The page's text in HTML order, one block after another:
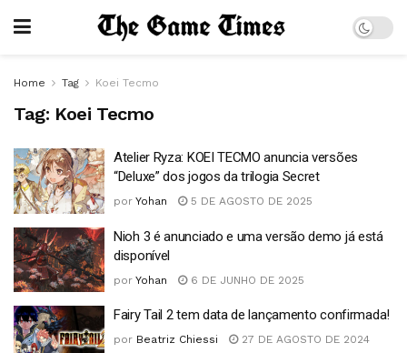
Home Tag Koei Tecmo
Tag: Koei Tecmo
Atelier Ryza: KOEI TECMO anuncia versões
“Deluxe” dos jogos da trilogia Secret
por Yohan 5 DE AGOSTO DE 2025
Nioh 3 é anunciado e uma versão demo já está
disponível
por Yohan 6 DE JUNHO DE 2025
Fairy Tail 2 tem data de lançamento confirmada!
por Beatriz Chiessi 27 DE AGOSTO DE 2024